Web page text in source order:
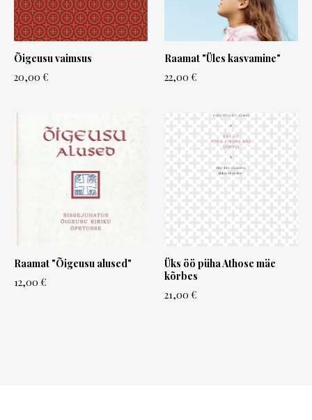
Õigeusu vaimsus
20,00 €
Raamat "Üles kasvamine"
22,00 €
Raamat "Õigeusu alused"
12,00 €
Üks öö püha Athose mäe
kõrbes
21,00 €